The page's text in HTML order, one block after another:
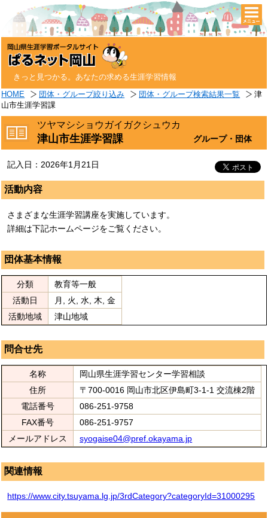
きっと見つかる。あなたの求める生涯学習情報
HOME 団体・グループ絞り込み 団体・グループ検索結果一覧
津
山市生涯学習課
ツヤマシショウガイガクシュウカ
津山市生涯学習課 グループ・団体
記入日：2026年1月21日
活動内容
さまざまな生涯学習講座を実施しています。
詳細は下記ホームページをご覧ください。
団体基本情報
分類
教育等一般
活動日
月, 火, 水, 木, 金
活動地域
津山地域
問合せ先
名称
岡山県生涯学習センター学習相談
住所
〒700-0016 岡山市北区伊島町3-1-1 交流棟2階
電話番号
086-251-9758
FAX番号
086-251-9757
メールアドレス
syogaise04@pref.okayama.jp
関連情報
https://www.city.tsuyama.lg.jp/3rdCategory?categoryId=31000295